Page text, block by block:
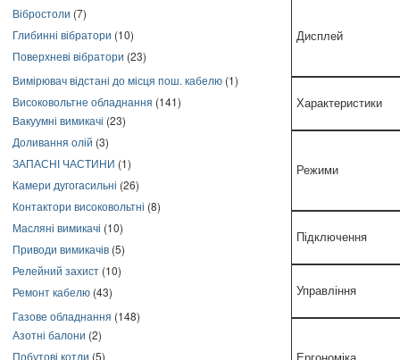
Вібростоли (7)
Глибинні вібратори (10)
Поверхневі вібратори (23)
Вимірювач відстані до місця пош. кабелю (1)
Високовольтне обладнання (141)
Вакуумні вимикачі (23)
Доливання олій (3)
ЗАПАСНІ ЧАСТИНИ (1)
Камери дугогасильні (26)
Контактори високовольтні (8)
Масляні вимикачі (10)
Приводи вимикачів (5)
Релейний захист (10)
Ремонт кабелю (43)
Газове обладнання (148)
Азотні балони (2)
Побутові котли (5)
Дисплей
Характеристики
Режими
Підключення
Управління